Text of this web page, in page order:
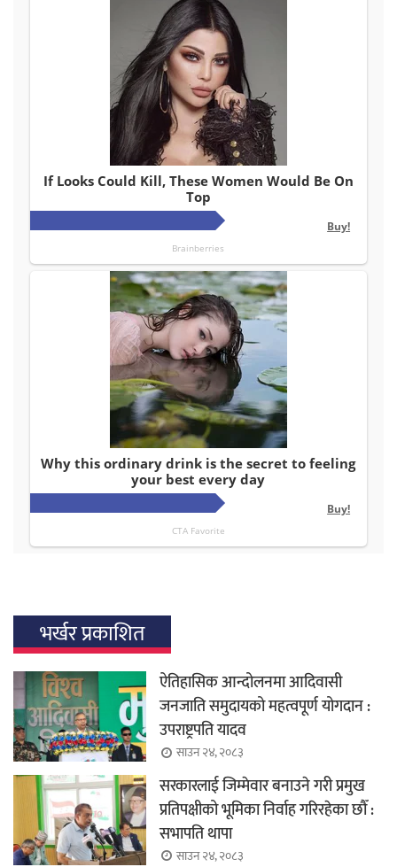
भर्खर प्रकाशित
ऐतिहासिक आन्दोलनमा आदिवासी
जनजाति समुदायको महत्वपूर्ण योगदान :
उपराष्ट्रपति यादव
साउन २४, २०८३
सरकारलाई जिम्मेवार बनाउने गरी प्रमुख
प्रतिपक्षीको भूमिका निर्वाह गरिरहेका छौँ :
सभापति थापा
साउन २४, २०८३